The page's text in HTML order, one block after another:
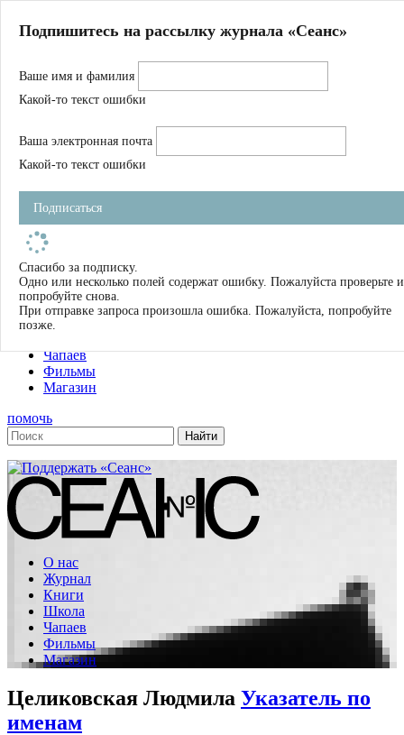
Магазин
Журнал
Школа
Устав
Фильмы
Имена
Тэги
О нас
Журнал
Книги
Чапаев
Фильмы
Магазин
помочь
О нас
Журнал
Книги
Школа
Чапаев
Фильмы
Магазин
Целиковская Людмила Указатель по
именам
Подпишитесь на рассылку журнала «Сеанс»
Ваше имя и фамилия
Какой-то текст ошибки
Ваша электронная почта
Какой-то текст ошибки
Подписаться
Спасибо за подписку.
Одно или несколько полей содержат ошибку. Пожалуйста проверьте и
попробуйте снова.
При отправке запроса произошла ошибка. Пожалуйста, попробуйте
позже.